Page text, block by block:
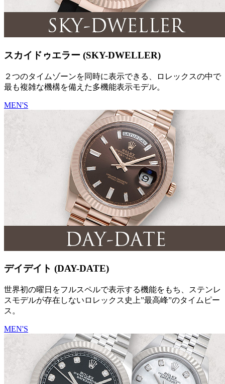
スカイドゥエラー (SKY-DWELLER)
２つのタイムゾーンを同時に表示できる、ロレックスの中で
最も複雑な機構を備えた多機能表示モデル。
MEN'S
デイデイト (DAY-DATE)
世界初の曜日をフルスペルで表示する機能をもち、ステンレ
スモデルが存在しないロレックス史上”最高峰”のタイムピー
ス。
MEN'S